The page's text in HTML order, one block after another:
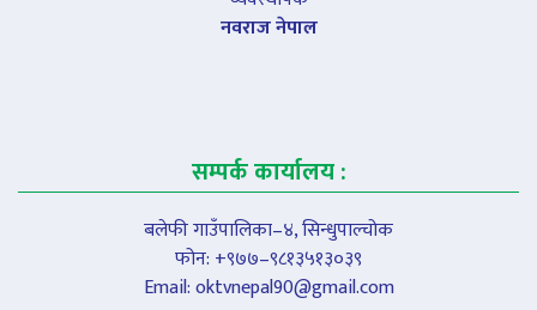
नवराज नेपाल
सम्पर्क कार्यालय :
बलेफी गाउँपालिका–४, सिन्धुपाल्चोक
फोन: +९७७–९८१३५१३०३९
Email:oktvnepal90@gmail.com